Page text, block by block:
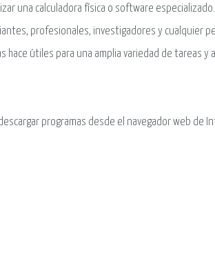
una calculadora física o software
profesionales, investigadores y cualquier
hace útiles para una amplia variedad de tareas
programas desde el navegador web de